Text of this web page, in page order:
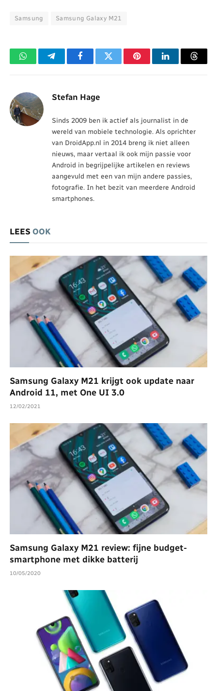
Samsung Samsung Galaxy M21
WhatsAppTelegramFacebookTwitter PinterestLinkedIn
Stefan Hage
Sinds 2009 ben ik actief als journalist in de
wereld van mobiele technologie. Als oprichter
van DroidApp.nl in 2014 breng ik niet alleen
nieuws, maar vertaal ik ook mijn passie voor
Android in begrijpelijke artikelen en reviews
aangevuld met een van mijn andere passies,
fotografie. In het bezit van meerdere Android
smartphones.
LEES OOK
Samsung Galaxy M21 krijgt ook update naar
Android 11, met One UI 3.0
12/02/2021
Samsung Galaxy M21 review: fijne budget-
smartphone met dikke batterij
10/05/2020